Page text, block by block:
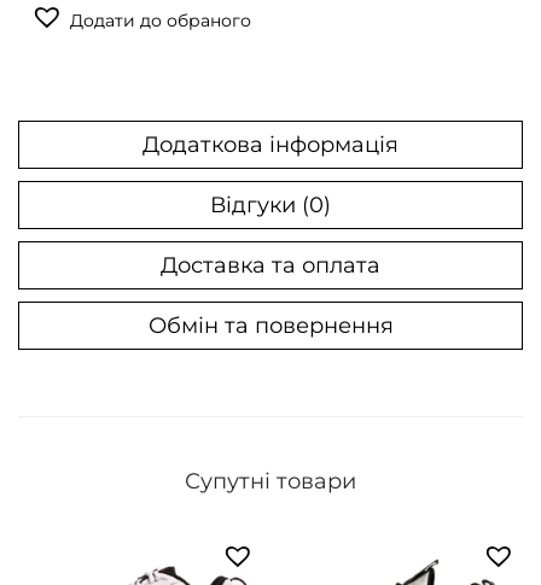
Додати до обраного
Додаткова інформація
Відгуки (0)
Доставка та оплата
Обмін та повернення
Супутні товари